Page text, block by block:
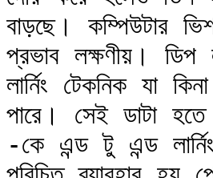
বাড়ছে। কম্পিউটার
প্রভাব লক্ষণীয়। ডিপ
লার্নিং টেকনিক যা
পারে। সেই ডাটা
-কে এন্ড টু এন্ড